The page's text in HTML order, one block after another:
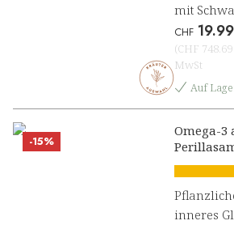
mit
CHF 19.99
(CHF 748.69
MwSt
Auf
-15%
Omega-3
inneres